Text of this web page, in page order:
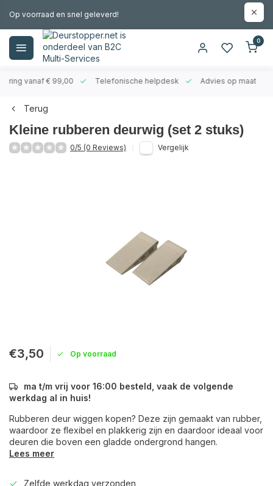
Op voorraad en snel geleverd!
0
vanaf € 99,00 Telefonische helpdesk Advies op maat
Terug
Kleine rubberen deurwig (set 2 stuks)
0/5 (0 Reviews) Vergelijk
€3,50 Op voorraad
ma t/m vrij voor 16:00 besteld, vaak de volgende
werkdag al in huis!
Rubberen deur wiggen kopen? Deze zijn gemaakt van rubber,
waardoor ze flexibel en plakkerig zijn en daardoor ideaal voor
deuren die boven een gladde ondergrond hangen.
Lees meer
Zelfde werkdag verzonden